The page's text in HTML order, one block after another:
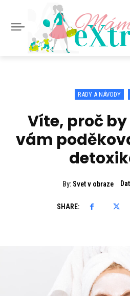
RADY A NÁVODY
Víte, proč
vám
By: Svet v obraze
SHARE: